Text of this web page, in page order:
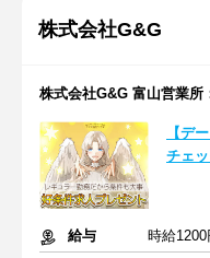
株式会社G&G
株式会社G&G 富山営業所
【デ
チェ
給与
時給1200